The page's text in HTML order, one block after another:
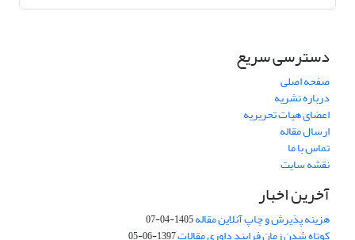
دسترسی سریع
صفحه اصلی
درباره نشریه
اعضای هیات تحریریه
ارسال مقاله
تماس با ما
نقشه سایت
آخرین اخبار
هزینه پذیرش و چاپ آنلاین مقاله1405-04-07